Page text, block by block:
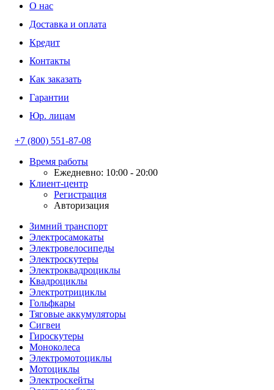
О нас
Доставка и оплата
Кредит
Контакты
Как заказать
Гарантии
Юр. лицам
+7 (800) 551-87-08
Время работы
Ежедневно: 10:00 - 20:00
Клиент-центр
Регистрация
Авторизация
Зимний транспорт
Электросамокаты
Электровелосипеды
Электроскутеры
Электроквадроциклы
Квадроциклы
Электротрициклы
Гольфкары
Тяговые аккумуляторы
Сигвеи
Гироскутеры
Моноколеса
Электромотоциклы
Мотоциклы
Электроскейты